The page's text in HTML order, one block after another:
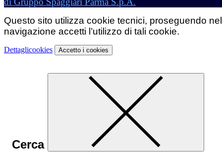
Questo sito utilizza cookie tecnici, proseguendo
navigazione accetti l’utilizzo di tali cookie.
Dettaglicookies Accetto i cookies
Cerca